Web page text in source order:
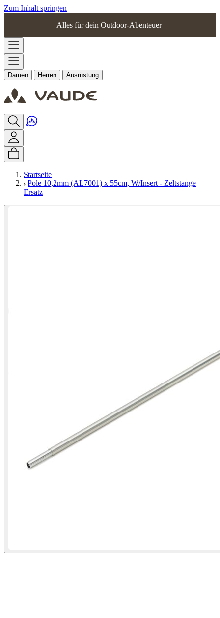
Zum Inhalt springen
Alles für dein Outdoor-Abenteuer
Damen Herren Ausrüstung
Startseite
Pole 10,2mm (AL7001) x 55cm, W/Insert - Zeltstange
Ersatz